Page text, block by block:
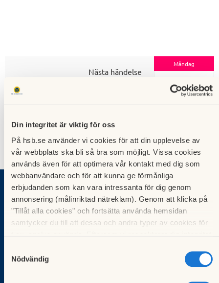
Din integritet är viktig för oss
På hsb.se använder vi cookies för att din upplevelse av
vår webbplats ska bli så bra som möjligt. Vissa cookies
används även för att optimera vår kontakt med dig som
webbanvändare och för att kunna ge förmånliga
erbjudanden som kan vara intressanta för dig genom
annonsering (målinriktad nätreklam). Genom att klicka på
"Tillåt alla cookies" och fortsätta använda hemsidan
samtycker du till att dessa och andra typer av cookies för
att endast tillåta ett urval.
Nödvändig
Nästa händelse
Digital kurs för förtroendevalda:
Måndag
7
september 2026
Vad vill du göra?
Sök bostad
Bli medlem
Börja bospara
Köp fastighetsförvaltning